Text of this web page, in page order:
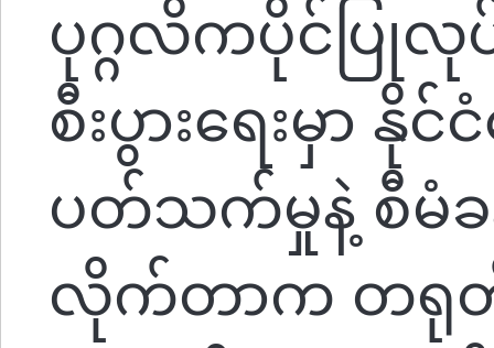
ပုဂ္ဂလိကပိုင်ပြုလုပ်
စီးပွားရေးမှာ နို
ပတ်သက်မှုနဲ့ စီမံခ
လိုက်တာက တရုတ်